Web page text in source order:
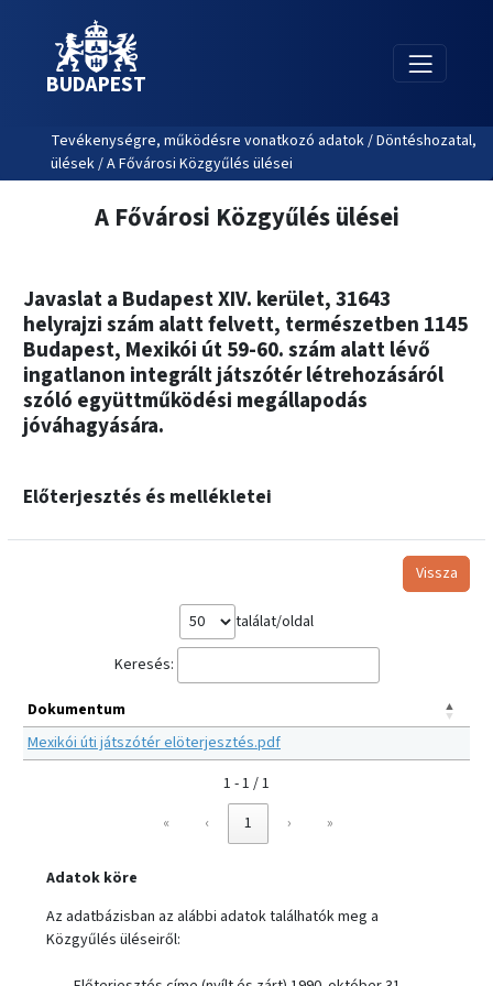
BUDAPEST
Tevékenységre, működésre vonatkozó adatok / Döntéshozatal,
ülések / A Fővárosi Közgyűlés ülései
A Fővárosi Közgyűlés ülései
Javaslat a Budapest XIV. kerület, 31643
helyrajzi szám alatt felvett, természetben 1145
Budapest, Mexikói út 59-60. szám alatt lévő
ingatlanon integrált játszótér létrehozásáról
szóló együttműködési megállapodás
jóváhagyására.
Előterjesztés és mellékletei
Vissza
találat/oldal
Keresés:
Dokumentum
Mexikói úti játszótér elöterjesztés.pdf
1 - 1 / 1
«
‹ 1 › »
Adatok köre
Az adatbázisban az alábbi adatok találhatók meg a
Közgyűlés üléseiről: